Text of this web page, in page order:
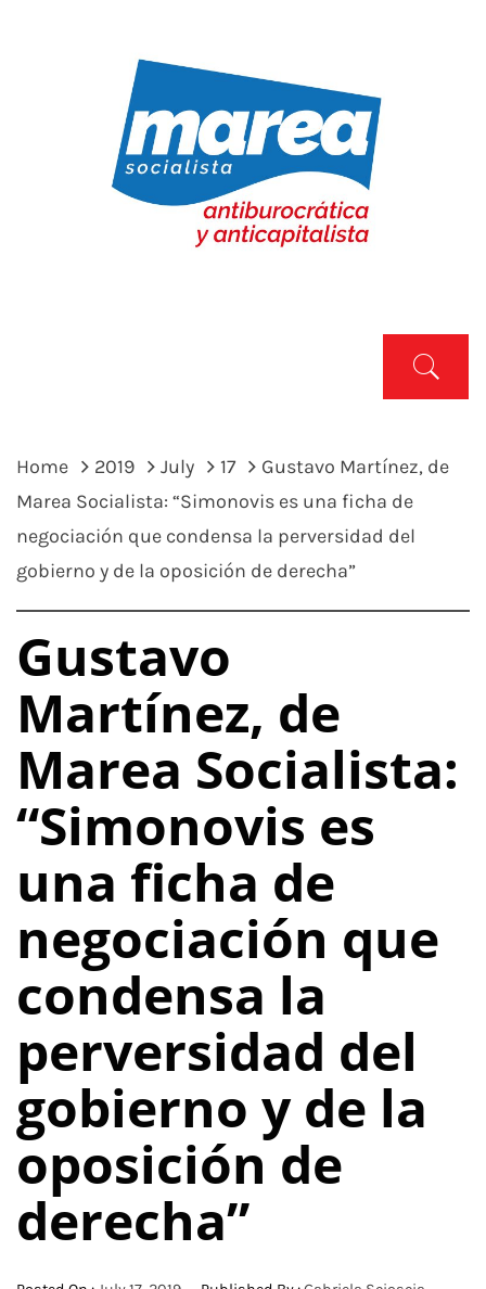
MAREA SOCIALISTA
Home 2019 July 17
Gustavo Martínez, de
Marea Socialista: “Simonovis es una ficha de
negociación que condensa la perversidad del
gobierno y de la oposición de derecha”
Gustavo
Martínez, de
Marea Socialista:
“Simonovis es
una ficha de
negociación que
condensa la
perversidad del
gobierno y de la
oposición de
derecha”